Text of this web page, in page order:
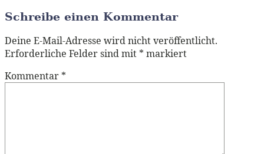
Schreibe einen Kommentar
Deine E-Mail-Adresse wird nicht veröffentlicht.
Erforderliche Felder sind mit * markiert
Kommentar *